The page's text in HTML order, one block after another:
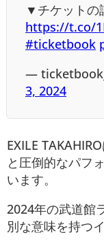
▼チケットの
https://t.co/
#ticketbook
—
3, 2024
EXILE
と圧倒的なパフ
います。
2024年の武道館
別な意味を持つ